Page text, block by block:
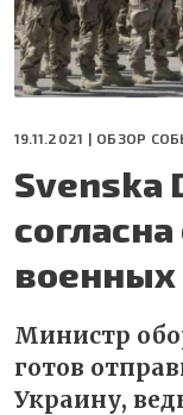
19.11.2021 | ОБЗОР
Svenska
военных
Министр
готов
Украину,